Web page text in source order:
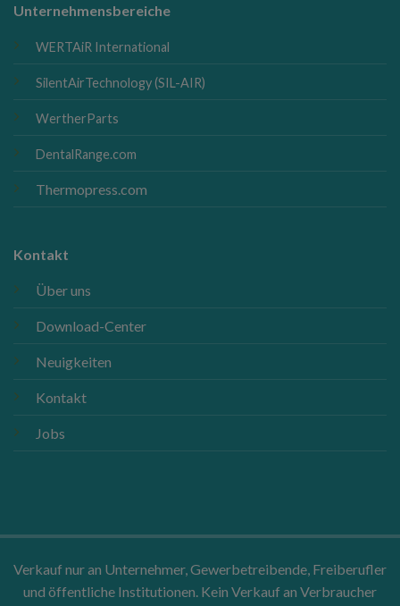
Unternehmensbereiche
WERTAiR International
SilentAirTechnology (SIL-AIR)
WertherParts
DentalRange.com
Thermopress.com
Kontakt
Über uns
Download-Center
Neuigkeiten
Kontakt
Jobs
Verkauf nur an Unternehmer, Gewerbetreibende, Freiberufler
und öffentliche Institutionen. Kein Verkauf an Verbraucher